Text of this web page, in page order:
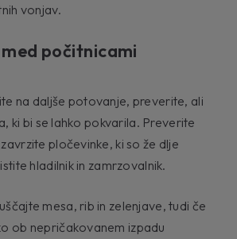
vonjav.
počitnicami
na daljše potovanje, preverite, ali
ki bi se lahko pokvarila. Preverite
pločevinke, ki so že dlje
hladilnik in zamrzovalnik.
mesa, rib in zelenjave, tudi če
ob nepričakovanem izpadu